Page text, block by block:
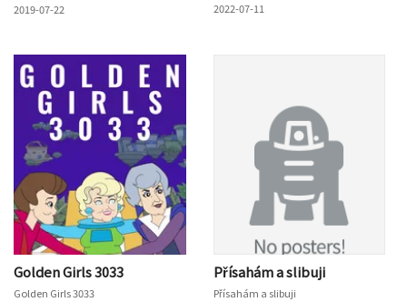
2019-07-22
2022-07-11
Golden Girls 3033
Golden Girls 3033
Přísahám a slibuji
Přísahám a slibuji